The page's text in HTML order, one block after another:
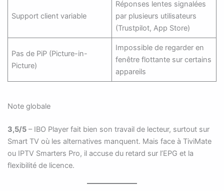
Support client variable
Réponses lentes signalées
par plusieurs utilisateurs
(Trustpilot, App Store)
Pas de PiP (Picture-in-
Picture)
Impossible de regarder en
fenêtre flottante sur certains
appareils
Note globale
3,5/5– IBO Player fait bien son travail de lecteur, surtout sur
Smart TV où les alternatives manquent. Mais face à TiviMate
ou IPTV Smarters Pro, il accuse du retard sur l’EPG et la
flexibilité de licence.